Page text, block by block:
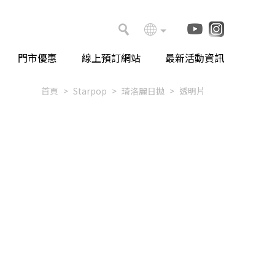
門市優惠 線上預訂網站 最新活動資訊
首頁 Starpop 琦洛麗日拋 透明片